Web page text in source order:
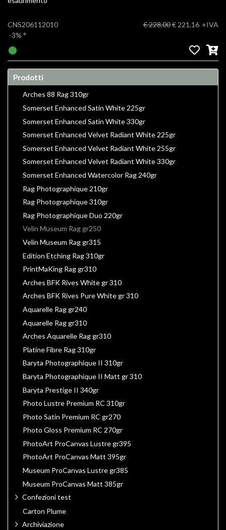
CNS206112010
-3% °
€ 228,00€ 221,16 +IVA
Prodotti
Arches 88 Rag 310gr
Somerset Enhanced Satin White 225gr
Somerset Enhanced Satin White 330gr
Somerset Enhanced Velvet Radiant White 225gr
Somerset Enhanced Velvet Radiant White 255gr
Somerset Enhanced Velvet Radiant White 330gr
Somerset Enhanced Watercolor Rag 240gr
Rag Photographique 210gr
Rag Photographique 310gr
Rag Photographique Duo 220gr
Velin Museum Rag gr250
Velin Museum Rag gr315
Edition Etching Rag 310gr
PrintMaKing Rag gr310
Arches BFK Rives White gr 310
Arches BFK Rives Pure White gr 310
Aquarelle Rag gr240
Aquarelle Rag gr310
Arches Aquarelle Rag gr310
Platine Fibre Rag 310gr
Baryta Photographique II 310gr
Baryta Photographique II Matt gr 310
Baryta Prestige II 340gr
Photo Lustre Premium RC 310gr
Photo Satin Premium RC gr270
Photo Gloss Premium RC 270gr
PhotoArt ProCanvas Lustre gr395
PhotoArt ProCanvas Matt 395gr
Museum ProCanvas Lustre gr385
Museum ProCanvas Matt 385gr
Confezioni test
Carton Plume
Archiviazione